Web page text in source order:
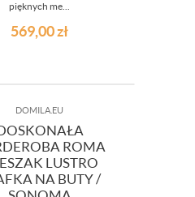
pięknych me...
569,00zł
DOMILA.EU
ROMA
LUSTRO
NA BUTY /